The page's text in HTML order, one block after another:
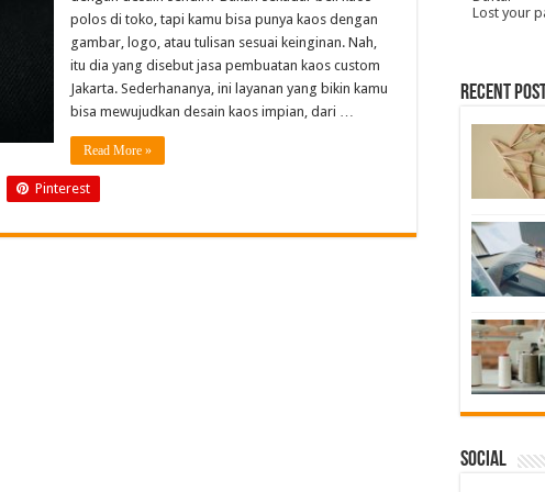
polos di toko, tapi kamu bisa punya kaos dengan
gambar, logo, atau tulisan sesuai keinginan. Nah,
itu dia yang disebut jasa pembuatan kaos custom
Jakarta. Sederhananya, ini layanan yang bikin kamu
bisa mewujudkan desain kaos impian, dari …
Read More »
Pinterest
Lost your
Recent
Social